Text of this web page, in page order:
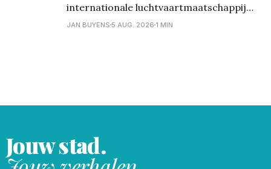
internationale luchtvaartmaatschappij
wordt vanaf het seizoen 2026/27 de
JAN BUYENS 5 AUG. 2026 1 MIN
Jouw stad.